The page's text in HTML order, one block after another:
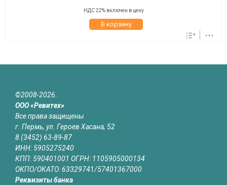
НДС 22% включен в цену
В корзину
©2008-2026.
ООО «Ревитех»
Все права защищены
г. Пермь, ул. Героев Хасана, 52
8 (3452) 63-89-87
ИНН: 5905275240
КПП: 590401001 ОГРН: 1105905000134
ОКПО/ОКАТО: 63329741/57401367000
Реквизиты банка